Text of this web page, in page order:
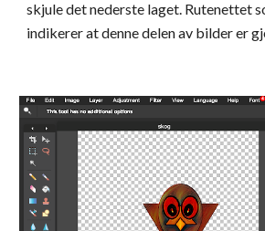
skjule det nederste laget. Rutenettet
indikerer at denne delen av bilder er